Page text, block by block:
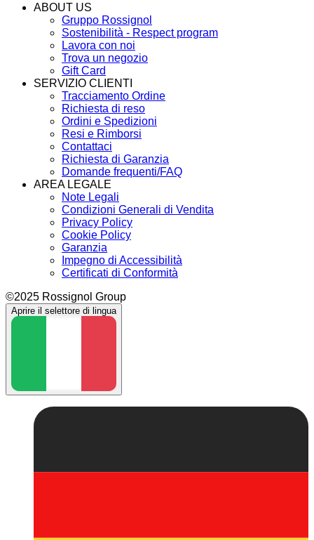
ABOUT US
Gruppo Rossignol
Sostenibilità - Respect program
Lavora con noi
Trova un negozio
Gift Card
SERVIZIO CLIENTI
Tracciamento Ordine
Richiesta di reso
Ordini e Spedizioni
Resi e Rimborsi
Contattaci
Richiesta di Garanzia
Domande frequenti/FAQ
AREA LEGALE
Note Legali
Condizioni Generali di Vendita
Privacy Policy
Cookie Policy
Garanzia
Impegno di Accessibilità
Certificati di Conformità
©2025 Rossignol Group
Aprire il selettore di lingua